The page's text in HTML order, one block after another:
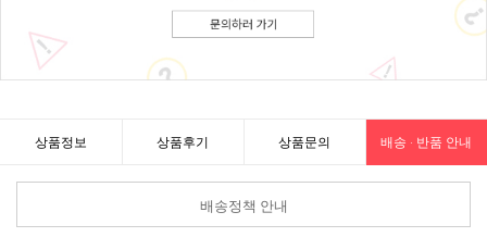
상품정보 상품후기 상품문의 배송 · 반품 안내
배송정책 안내